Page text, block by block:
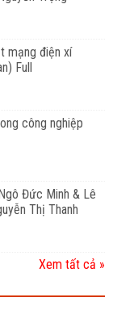
mạng điện xí
Full
công nghiệp
Đức Minh & Lê
Thị Thanh
Xem tất cả »